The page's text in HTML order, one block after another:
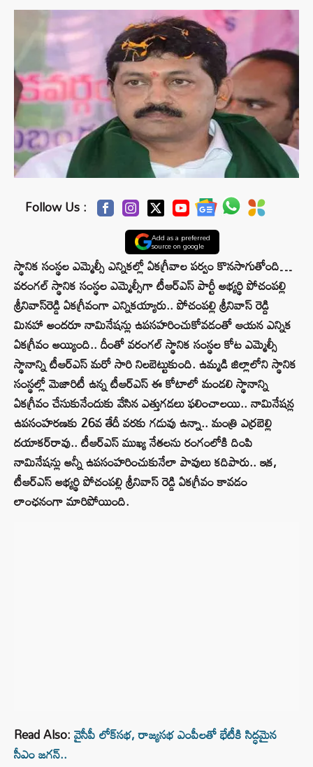
Follow Us :
Add as a preferred
source on google
స్థానిక సంస్థల ఎమ్మెల్సీ ఎన్నికల్లో ఏకగ్రీవాల పర్వం కొనసాగుతోంది…
వ‌రంగ‌ల్ స్థానిక సంస్థల ఎమ్మెల్సీగా టీఆర్ఎస్ పార్టీ అభ్యర్థి పోచంప‌ల్లి
శ్రీ‌నివాస్‌రెడ్డి ఏక‌గ్రీవంగా ఎన్నికయ్యారు.. పోచంపల్లి శ్రీనివాస్ రెడ్ది
మినహా అందరూ నామినేషన్లు ఉపసహరించుకోవడంతో ఆయన ఎన్నిక
ఏకగ్రీవం అయ్యింది.. దీంతో వరంగల్ స్థానిక సంస్థల కోట ఎమ్మెల్సీ
స్థానాన్ని టీఆర్ఎస్ మరో సారి నిలబెట్టుకుంది. ఉమ్మడి జిల్లాలోని స్థానిక
సంస్థల్లో మెజారిటీ ఉన్న టీఆర్ఎస్‌ ఈ కోటాలో మండలి స్థానాన్ని
ఏకగ్రీవం చేసుకునేందుకు వేసిన ఎత్తుగడలు ఫలించాలయి.. నామినేషన్ల
ఉపసంహరణకు 26వ తేదీ వరకు గడువు ఉన్నా.. మంత్రి ఎర్రబెల్లి
దయాకర్‌రావు.. టీఆర్ఎస్ ముఖ్య నేతలను రంగంలోకి దింపి
నామినేషన్లు అన్నీ ఉపసంహరించుకునేలా పావులు కదిపారు.. ఇక,
టీఆర్ఎస్ అభ్యర్థి పోచంపల్లి శ్రీనివాస్ రెడ్డి ఏకగ్రీవం కావడం
లాంఛనంగా మారిపోయింది.
Read Also:వైసీపీ లోక్‌సభ, రాజ్యసభ ఎంపీలతో భేటీకి సిద్ధమైన
సీఎం జగన్..